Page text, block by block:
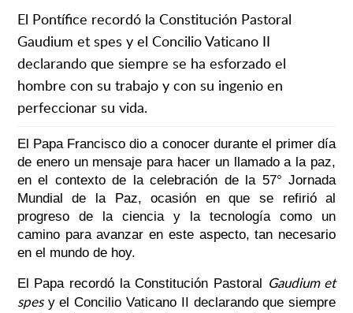
El Pontífice recordó la Constitución Pastoral
Gaudium et spes y el Concilio Vaticano II
declarando que siempre se ha esforzado el
hombre con su trabajo y con su ingenio en
perfeccionar su vida.
El Papa Francisco dio a conocer durante el primer día
de enero un mensaje para hacer un llamado a la paz,
en el contexto de la celebración de la 57° Jornada
Mundial de la Paz, ocasión en que se refirió al
progreso de la ciencia y la tecnología como un
camino para avanzar en este aspecto, tan necesario
en el mundo de hoy.
El Papa recordó la Constitución Pastoral
Gaudium et
spesy el Concilio Vaticano II declarando que siempre